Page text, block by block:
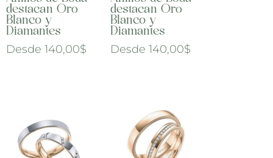
destacan Oro
Blanco y
Diamantes
Desde 140,00$
destacan Oro
Blanco y
Diamantes
Desde 140,00$